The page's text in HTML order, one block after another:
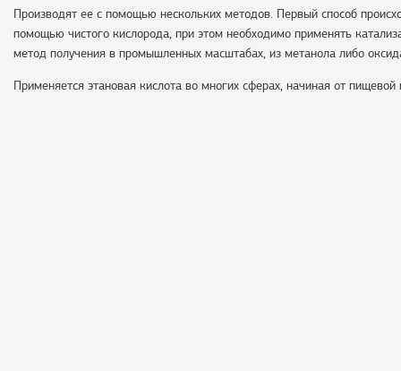
Производят ее с помощью нескольких методов. Первый способ
помощью чистого кислорода, при этом необходимо применять
метод получения в промышленных масштабах, из метанола либо
Применяется этановая кислота во многих сферах, начиная от